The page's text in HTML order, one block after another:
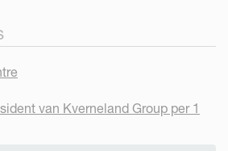
van Kverneland Group per 1